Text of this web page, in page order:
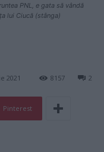
PNL, e gata să vândă
lui Ciucă (stânga)
2021 2
8157
Pinterest